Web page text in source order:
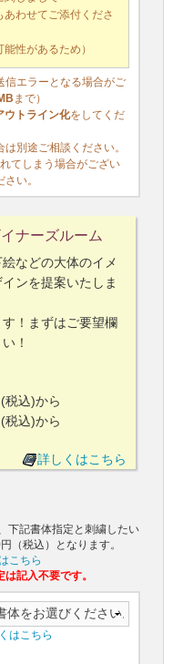
わせてご添付くださ
性があるため）
エラーとなる場合がご
まで）
ウトライン化をしてくだ
別途ご相談ください。
てしまう場合がござい
い。
ナーズルーム
などの大体のイメ
ンを提案いたしま
！まずはご要望欄
！
税込)から
税込)から
詳しくはこちら
下記書体指定と刺繍したい
（税込）となります。
こちら
記入不要です。
はこちら